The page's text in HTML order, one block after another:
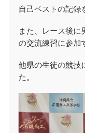
自己ベストの記録
また、レース後に
の交流練習に参加
他県の生徒の競技
た。